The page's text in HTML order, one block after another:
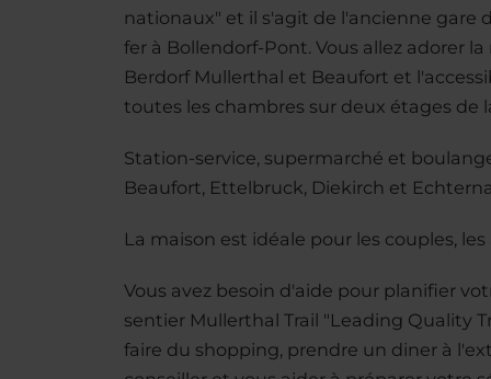
nationaux" et il s'agit de l'ancienne gare
fer à Bollendorf-Pont. Vous allez adorer
Berdorf Mullerthal et Beaufort et
toutes les chambres sur deux étages de
Station-service, supermarché et
Beaufort, Ettelbruck, Diekirch et
La maison est idéale pour les couples,
Vous avez besoin d'aide pour planifier
sentier Mullerthal Trail "Leading Quality
faire du shopping, prendre un diner à